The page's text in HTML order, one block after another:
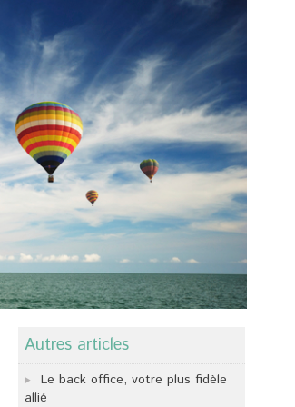
Autres articles
Le back office, votre plus fidèle
allié